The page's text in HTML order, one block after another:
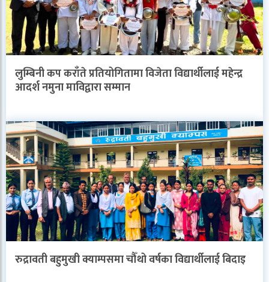
लुम्बिनी कप कराँते प्रतियोगितामा विजेता विद्यार्थीलाई महेन्द्र
आदर्श नमुना माविद्वारा सम्मान
रुद्रावती बहुमुखी क्याम्पसमा चौँथो वर्षका विद्यार्थीलाई बिदाइ